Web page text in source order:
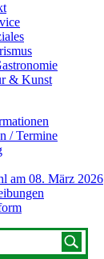
& Kunst
/ Termine
am 08. März 2026